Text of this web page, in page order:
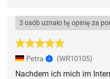
3 osób uznało tę opinię za
Petra (WR10105)
Nachdem ich mich im